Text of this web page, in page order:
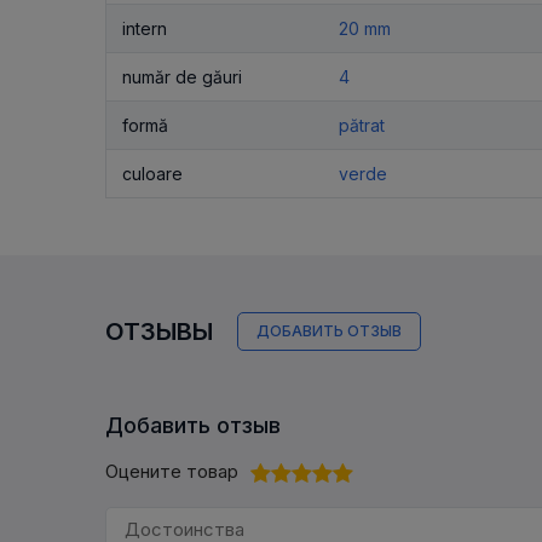
intern 20 mm
număr de găuri 4
formă pătrat
culoare verde
ОТЗЫВЫ ДОБАВИТЬ ОТЗЫВ
Добавить отзыв
Оцените товар